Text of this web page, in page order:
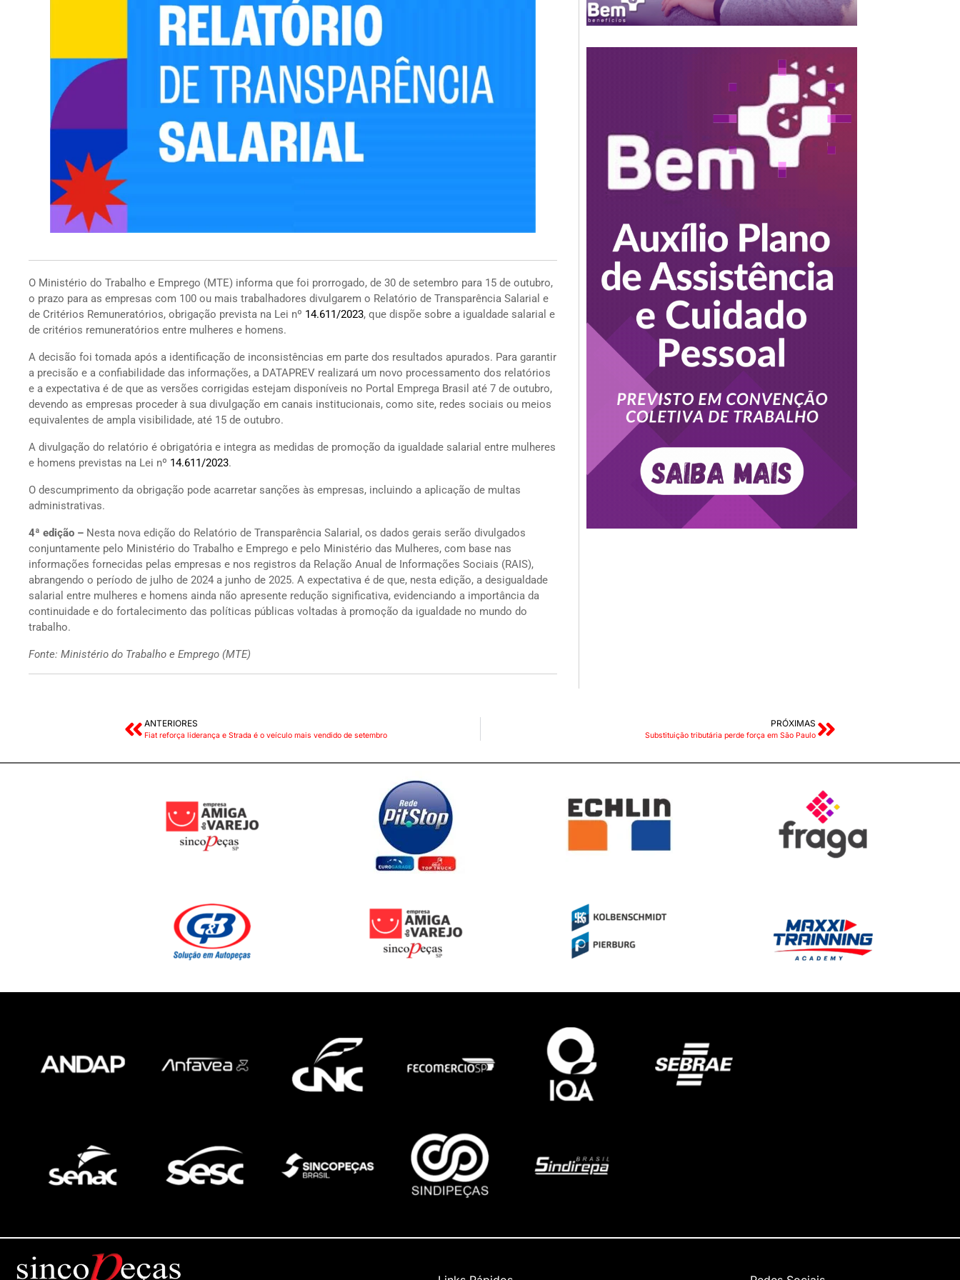
O Ministério do Trabalho e Emprego (MTE) informa que foi prorrogado, de 30 de setembro para 15 de outubro,
o prazo para as empresas com 100 ou mais trabalhadores divulgarem o Relatório de Transparência Salarial e
de Critérios Remuneratórios, obrigação prevista na Lei nº 14.611/2023, que dispõe sobre a igualdade salarial e
de critérios remuneratórios entre mulheres e homens.
A decisão foi tomada após a identificação de inconsistências em parte dos resultados apurados. Para garantir
a precisão e a confiabilidade das informações, a DATAPREV realizará um novo processamento dos relatórios
e a expectativa é de que as versões corrigidas estejam disponíveis no Portal Emprega Brasil até 7 de outubro,
devendo as empresas proceder à sua divulgação em canais institucionais, como site, redes sociais ou meios
equivalentes de ampla visibilidade, até 15 de outubro.
A divulgação do relatório é obrigatória e integra as medidas de promoção da igualdade salarial entre mulheres
e homens previstas na Lei nº 14.611/2023.
O descumprimento da obrigação pode acarretar sanções às empresas, incluindo a aplicação de multas
administrativas.
4ª edição – Nesta nova edição do Relatório de Transparência Salarial, os dados gerais serão divulgados
conjuntamente pelo Ministério do Trabalho e Emprego e pelo Ministério das Mulheres, com base nas
informações fornecidas pelas empresas e nos registros da Relação Anual de Informações Sociais (RAIS),
abrangendo o período de julho de 2024 a junho de 2025. A expectativa é de que, nesta edição, a desigualdade
salarial entre mulheres e homens ainda não apresente redução significativa, evidenciando a importância da
continuidade e do fortalecimento das políticas públicas voltadas à promoção da igualdade no mundo do
trabalho.
Fonte: Ministério do Trabalho e Emprego (MTE)
ANTERIORES
Fiat reforça liderança e Strada é o veículo mais vendido de setembro
PRÓXIMAS
Substituição tributária perde força em São Paulo